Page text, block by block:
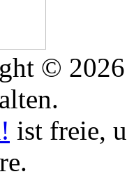
© 2026
ist freie,